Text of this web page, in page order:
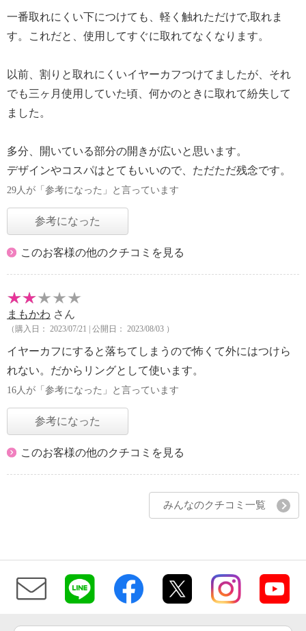
一番取れにくい下につけても、軽く触れただけで,取れま
す。これだと、使用してすぐに取れてなくなります。
以前、割りと取れにくいイヤーカフつけてましたが、それ
でも三ヶ月使用していた頃、何かのときに取れて紛失して
ました。
多分、開いている部分の開きが広いと思います。
デザインやコスパはとてもいいので、ただただ残念です。
29人が「参考になった」と言っています
参考になった
このお客様の他のクチコミを見る
まもかわ さん
（購入日： 2023/07/21 | 公開日： 2023/08/03 ）
イヤーカフにすると落ちてしまうので怖くて外にはつけら
れない。だからリングとして使います。
16人が「参考になった」と言っています
参考になった
このお客様の他のクチコミを見る
みんなのクチコミ一覧